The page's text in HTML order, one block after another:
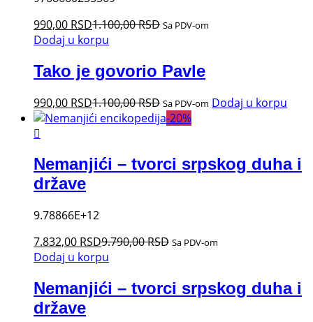
990,00 RSD1.100,00RSD Sa PDV-om
Dodaj u korpu
Tako je govorio Pavle
990,00 RSD1.100,00RSD Sa PDV-om Dodaj u korpu
-20%
Nemanjići – tvorci srpskog duha i
države
9.78866E+12
7.832,00 RSD9.790,00RSD Sa PDV-om
Dodaj u korpu
Nemanjići – tvorci srpskog duha i
države